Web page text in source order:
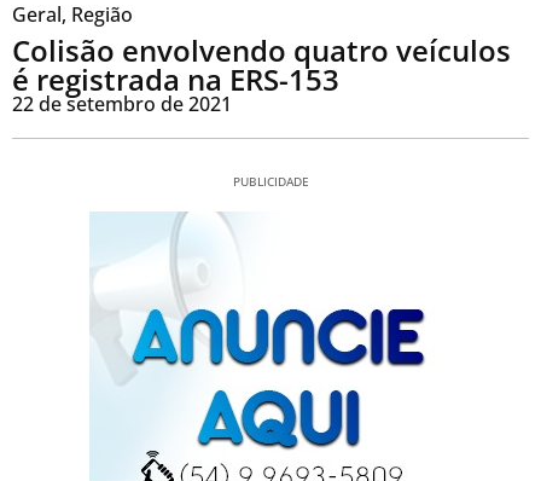
Geral, Região
Colisão envolvendo quatro veículos
é registrada na ERS-153
22 de setembro de 2021
PUBLICIDADE